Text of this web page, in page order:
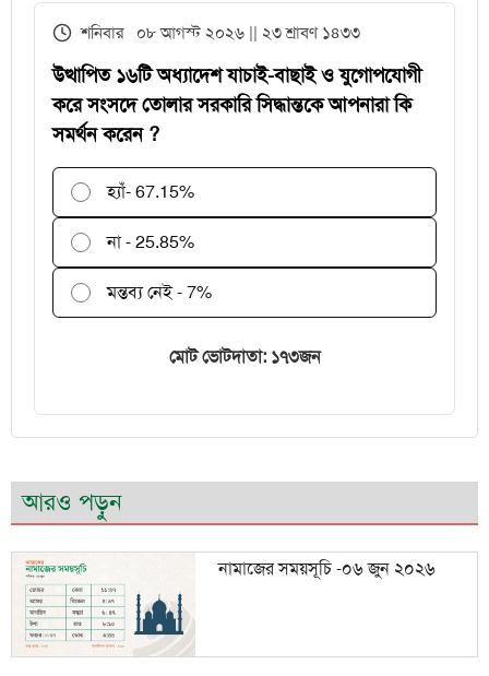
পরীক্ষকদের জন্য সময় বাড়ল ২ দিন
শনিবার ০৮ আগস্ট ২০২৬ || ২৩ শ্রাবণ ১৪৩৩
উত্থাপিত ১৬টি অধ্যাদেশ যাচাই-বাছাই ও যুগোপযোগী
করে সংসদে তোলার সরকারি সিদ্ধান্তকে আপনারা কি
সমর্থন করেন ?
হ্যাঁ- 67.15%
না - 25.85%
মন্তব্য নেই - 7%
মোট ভোটদাতা: ১৭৩জন
আরও পড়ুন
নামাজের সময়সূচি -০৬ জুন ২০২৬